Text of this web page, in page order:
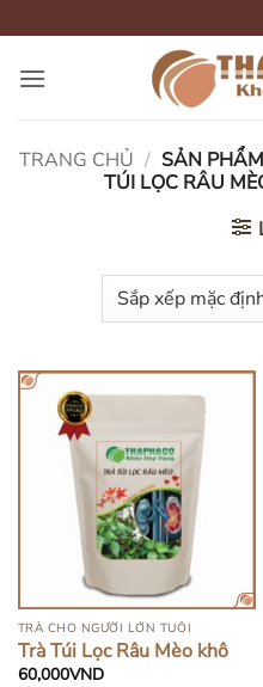
qua
nội
TRANG CHỦ / SẢN
TÚI LỌC RÂU
HẾT HÀNG
TRÀ CHO NGƯỜI LỚN TUỔI
Trà Túi Lọc Râu Mèo khô
60,000VND